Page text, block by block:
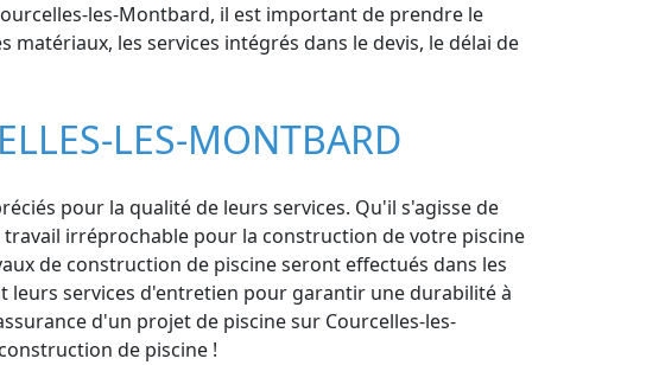
les-Montbard, il est important de prendre le
les services intégrés dans le devis, le délai de
LES-MONTBARD
pour la qualité de leurs services. Qu'il s'agisse de
irréprochable pour la construction de votre piscine
de construction de piscine seront effectués dans les
leurs services d'entretien pour garantir une durabilité à
d'un projet de piscine sur Courcelles-les-
de piscine !